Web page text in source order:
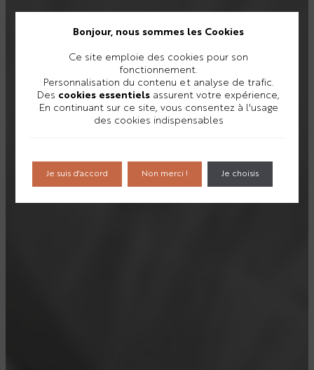
Bonjour, nous sommes les Cookies
Ce site emploie des cookies pour son
fonctionnement.
Personnalisation du contenu et analyse de trafic.
Des cookies essentiels assurent votre expérience,
En continuant sur ce site, vous consentez à l'usage
des cookies indispensables
Je suis d'accord Non merci ! Je choisis